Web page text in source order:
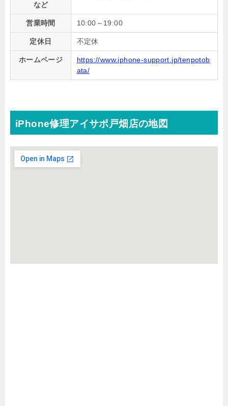
など
営業時間 10:00～19:00
定休日 不定休
ホームページ
https://www.iphone-support.jp/tenpotob
ata/
iPhone修理アイサポ戸畑店の地図